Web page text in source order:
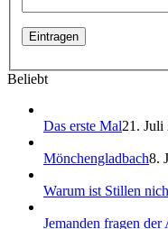
Beliebt
Das erste Mal21. Juli
Mönchengladbach8.
Warum ist Stillen
Jemanden fragen der